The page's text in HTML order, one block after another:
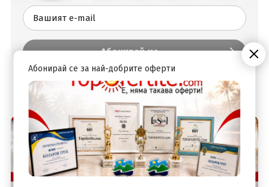
Абонирай се за най-добрите оферти